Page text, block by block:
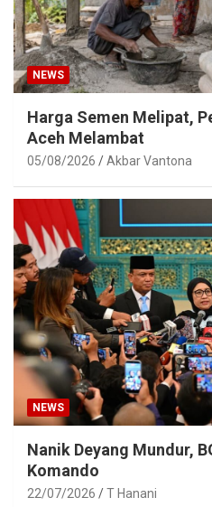
NEWS
Harga Semen Melipat,
Aceh Melambat
05/08/2026 Akbar Vantona
NEWS
Nanik Deyang Mundur,
Komando
22/07/2026 T Hanani